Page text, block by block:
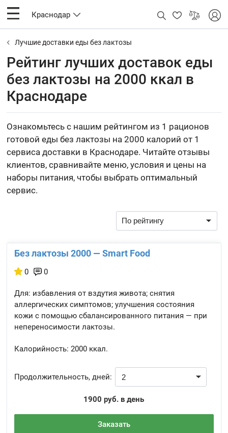
Краснодар
Лучшие доставки еды без лактозы
Рейтинг лучших доставок еды
без лактозы на 2000 ккал в
Краснодаре
Ознакомьтесь с нашим рейтингом из 1 рационов
готовой еды без лактозы на 2000 калорий от 1
сервиса доставки в Краснодаре. Читайте отзывы
клиентов, сравнивайте меню, условия и цены на
наборы питания, чтобы выбрать оптимальный
сервис.
Без лактозы 2000 — Smart Food
0 0
Для: избавления от вздутия живота; снятия
аллергических симптомов; улучшения состояния
кожи с помощью сбалансированного питания — при
непереносимости лактозы.
Калорийность: 2000 ккал.
Продолжительность, дней:
1900 руб. в день
Заказать